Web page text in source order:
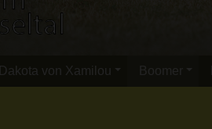
Dakota von Xamilou Boomer